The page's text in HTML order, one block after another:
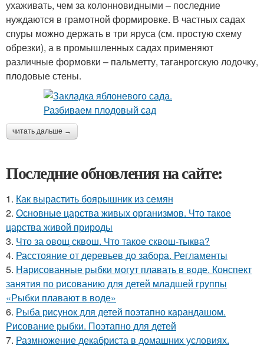
ухаживать, чем за колонновидными – последние
нуждаются в грамотной формировке. В частных садах
спуры можно держать в три яруса (см. простую схему
обрезки), а в промышленных садах применяют
различные формовки – пальметту, таганрогскую лодочку,
плодовые стены.
читать дальше →
Последние обновления на сайте:
1. Как вырастить боярышник из семян
2. Основные царства живых организмов. Что такое
царства живой природы
3. Что за овощ сквош. Что такое сквош-тыква?
4. Расстояние от деревьев до забора. Регламенты
5. Нарисованные рыбки могут плавать в воде. Конспект
занятия по рисованию для детей младшей группы
«Рыбки плавают в воде»
6. Рыба рисунок для детей поэтапно карандашом.
Рисование рыбки. Поэтапно для детей
7. Размножение декабриста в домашних условиях.